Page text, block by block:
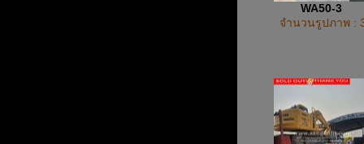
WA50-3
จำนวนรูปภาพ :